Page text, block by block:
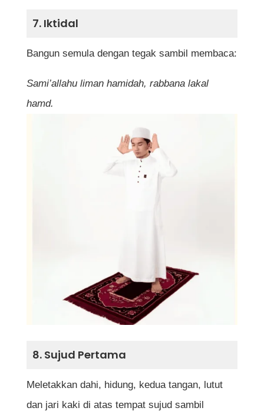
7. Iktidal
Bangun semula dengan tegak sambil membaca:
Sami’allahu liman hamidah, rabbana lakal
hamd.
8. Sujud Pertama
Meletakkan dahi, hidung, kedua tangan, lutut
dan jari kaki di atas tempat sujud sambil